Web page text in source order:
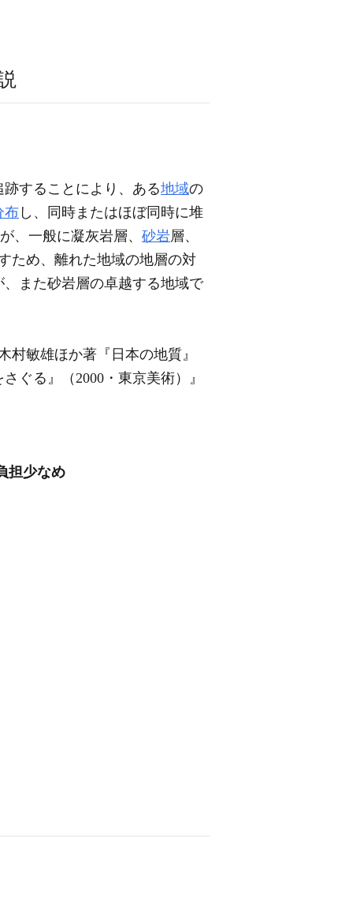
することにより、ある地域の
布 し、同時またはほぼ同時に堆
、一般に凝灰岩層、 砂岩層、
ため、離れた地域の地層の対
また砂岩層の卓越する地域で
村敏雄ほか著『日本の地質』
ぐる』（2000・東京美術）』
担少なめ